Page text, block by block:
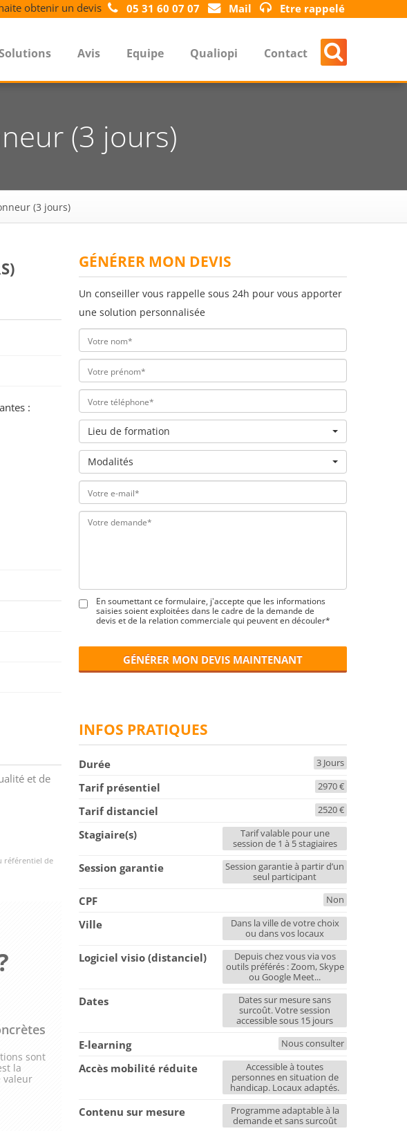
obtenir un devis 05 31 60 07 07 Mail Etre rappelé
Avis Equipe Qualiopi Contact
(3 jours)
(3 jours)
:
et de
référentiel de
sont
la
valeur
GÉNÉRER MON DEVIS
Un conseiller vous rappelle sous 24h pour vous apporter
une solution personnalisée
Lieu de formation
Modalités
En soumettant ce formulaire, j'accepte que les informations
saisies soient exploitées dans le cadre de la demande de
devis et de la relation commerciale qui peuvent en découler*
GÉNÉRER MON DEVIS MAINTENANT
INFOS PRATIQUES
Durée 3 Jours
Tarif présentiel 2970 €
Tarif distanciel 2520 €
Stagiaire(s)
Tarif valable pour une
session de 1 à 5 stagiaires
Session garantie
Session garantie à partir d’un
seul participant
CPF Non
Ville
Dans la ville de votre choix
ou dans vos locaux
Logiciel visio (distanciel)
Depuis chez vous via vos
outils préférés : Zoom, Skype
ou Google Meet...
Dates
Dates sur mesure sans
surcoût. Votre session
accessible sous 15 jours
E-learning Nous consulter
Accès mobilité réduite
Accessible à toutes
personnes en situation de
handicap. Locaux adaptés.
Contenu sur mesure
Programme adaptable à la
demande et sans surcoût